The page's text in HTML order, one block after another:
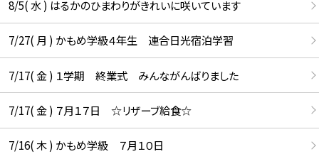
8/5( 水 ) はるかのひまわりがきれいに咲いています
7/27( 月 ) かもめ学級４年生 連合日光宿泊学習
7/17( 金 ) １学期 終業式 みんながんばりました
7/17( 金 ) ７月１７日 ☆リザーブ給食☆
7/16( 木 ) かもめ学級 ７月１０日